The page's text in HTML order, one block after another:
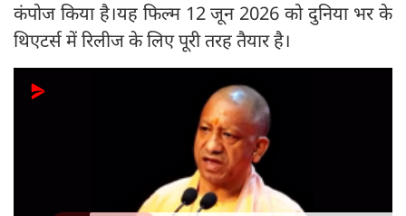
कंपोज किया है।​यह फिल्म 12 जून 2026 को दुनिया भर के
थिएटर्स में रिलीज के लिए पूरी तरह तैयार है।